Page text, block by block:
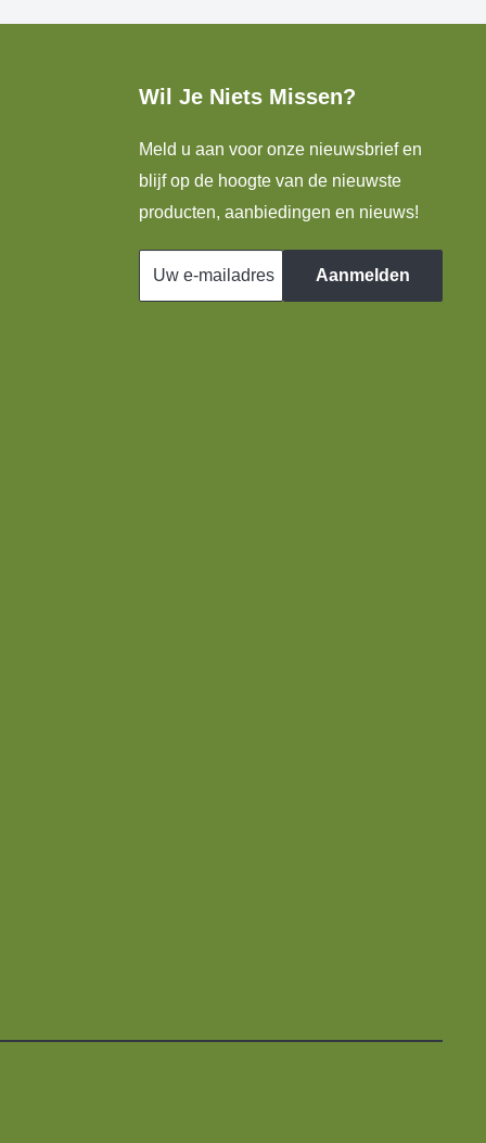
Wil Je Niets Missen?
Meld u aan voor onze nieuwsbrief en
blijf op de hoogte van de nieuwste
producten, aanbiedingen en nieuws!
Uw e-mailadres Aanmelden